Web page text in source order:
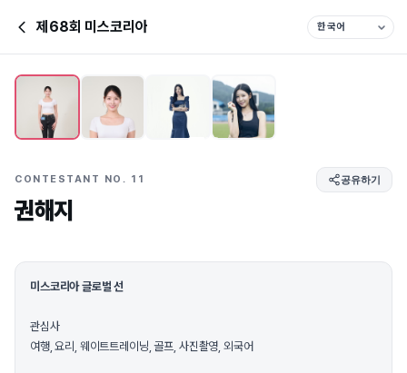
제68회 미스코리아
CONTESTANT NO. 11 공유하기
권해지
미스코리아 글로벌 선
관심사
여행, 요리, 웨이트트레이닝, 골프, 사진촬영, 외국어